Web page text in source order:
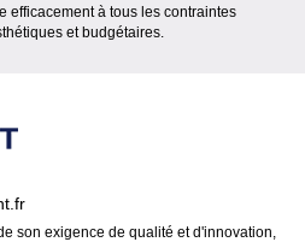
efficacement à tous les contraintes
et budgétaires.
son exigence de qualité et d'innovation,